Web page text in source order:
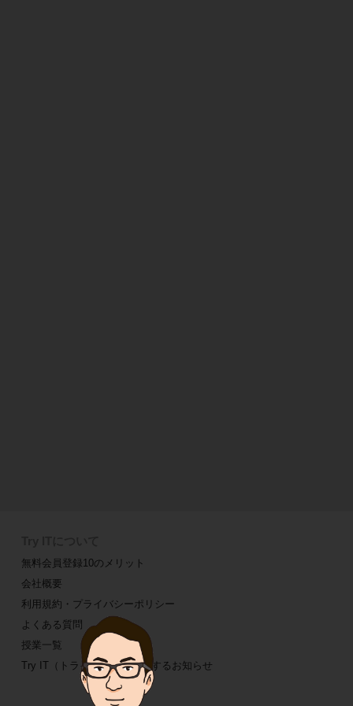
無料会員登録10のメリット
会社概要
利用規約・プライバシーポリシー
よくある質問
授業一覧
Try IT（トライイット）に関するお知らせ